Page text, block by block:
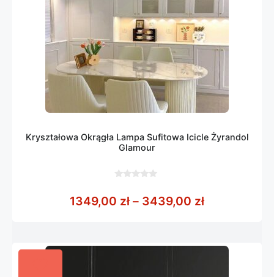
Kryształowa Okrągła Lampa Sufitowa Icicle Żyrandol
Glamour
5
1349,00 zł – 3439,00 złZakres cen: